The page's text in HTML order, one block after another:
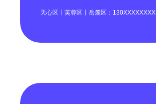
天心区丨芙蓉区丨岳麓区：130XXXXXXXX